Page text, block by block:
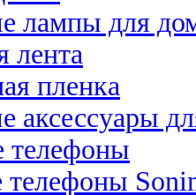
лампы для
лента
пленка
аксессуары
телефоны